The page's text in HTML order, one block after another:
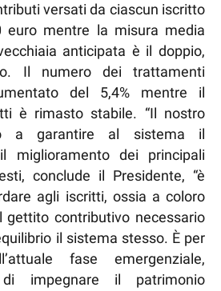
versati da ciascun iscritto
euro mentre la misura media
anticipata è il doppio,
Il numero dei trattamenti
del 5,4% mentre il
è rimasto stabile. “Il nostro
a garantire al sistema il
miglioramento dei principali
conclude il Presidente, “è
agli iscritti, ossia a coloro
gettito contributivo necessario
il sistema stesso. È per
fase emergenziale,
impegnare il patrimonio